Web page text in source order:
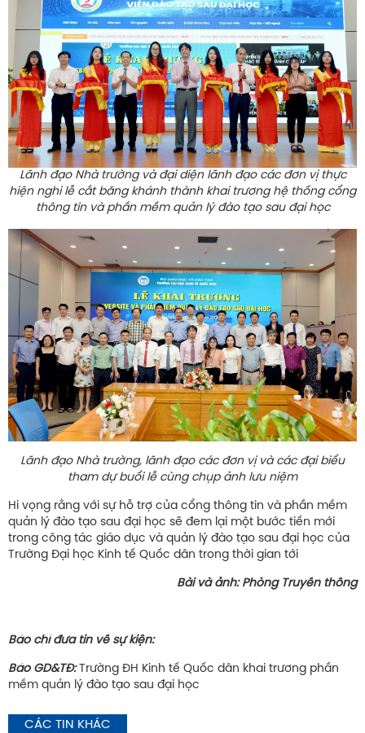
Lãnh đạo Nhà trường và đại diện lãnh đạo các đơn vị thực
hiện nghi lễ cắt băng khánh thành khai trương hệ thống cổng
thông tin và phần mềm quản lý đào tạo sau đại học
Lãnh đạo Nhà trường, lãnh đạo các đơn vị và các đại biểu
tham dự buổi lễ cùng chụp ảnh lưu niệm
Hi vọng rằng với sự hỗ trợ của cổng thông tin và phần mềm
quản lý đào tạo sau đại học sẽ đem lại một bước tiến mới
trong công tác giáo dục và quản lý đào tạo sau đại học của
Trường Đại học Kinh tế Quốc dân trong thời gian tới
Bài và ảnh: Phòng Truyền thông
Báo chí đưa tin về sự kiện:
Báo GD&TĐ: Trường ĐH Kinh tế Quốc dân khai trương phần
mềm quản lý đào tạo sau đại học
CÁC TIN KHÁC